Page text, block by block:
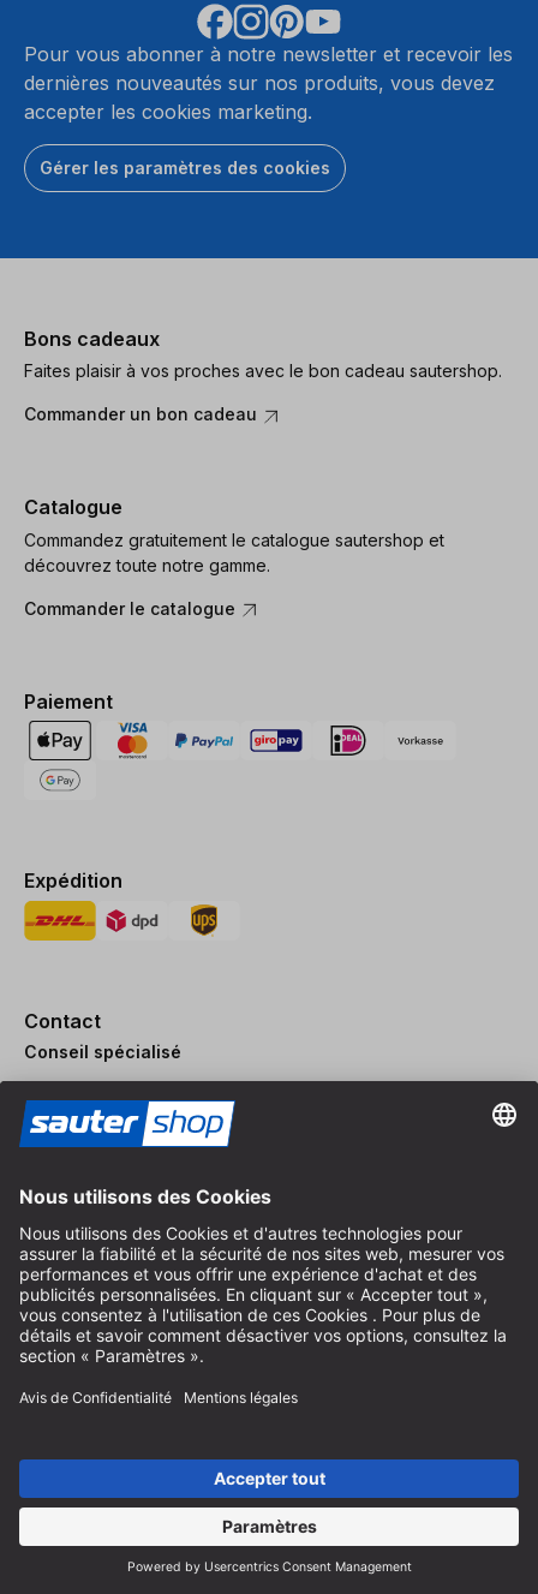
Pour vous abonner à notre newsletter et recevoir les
dernières nouveautés sur nos produits, vous devez
accepter les cookies marketing.
Gérer les paramètres des cookies
Bons cadeaux
Faites plaisir à vos proches avec le bon cadeau sautershop.
Commander un bon cadeau
Catalogue
Commandez gratuitement le catalogue sautershop et
découvrez toute notre gamme.
Commander le catalogue
Paiement
Expédition
Contact
Conseil spécialisé
+49 (0) 8152 92898-80
info@sautershop.com
+49 (0) 8152 92898-81
info@sautershop.com
Accueil téléphonique du lundi au vendredi
08:30 - 12:30 & 14:00 - 16:30
82211 Herrsching